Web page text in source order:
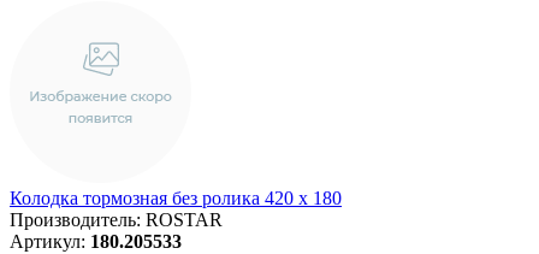
Колодка тормозная без ролика 420 x 180
Производитель: ROSTAR
Артикул: 180.205533